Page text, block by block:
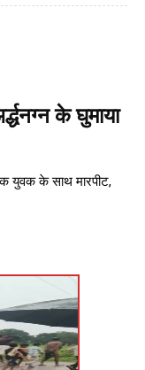
के घुमाया
युवक के साथ मारपीट,